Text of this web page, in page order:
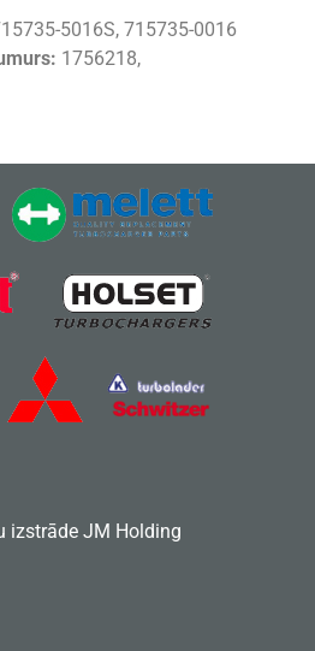
5016S, 715735-0016
1756218,
izstrādeJM Holding